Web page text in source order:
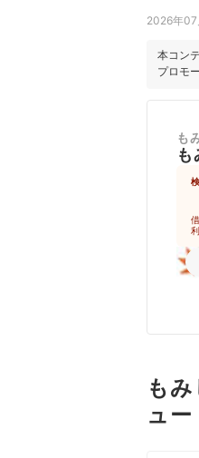
2026年
本コン
プロモ
も
も
ュー